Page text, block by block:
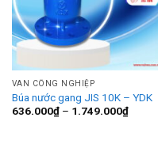
VAN CÔNG NGHIỆP
Búa nước gang JIS 10K – YDK
636.000₫ – 1.749.000₫Khoảng
giá: